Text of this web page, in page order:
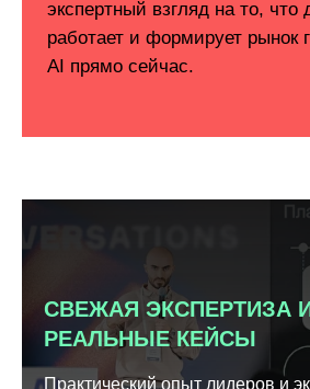
СВЕЖАЯ ЭКСПЕРТИЗА
РЕАЛЬНЫЕ КЕЙСЫ
Практический опыт лидеров и